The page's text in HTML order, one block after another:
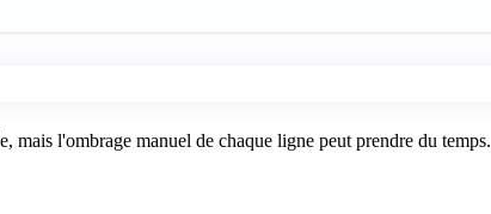
l'ombrage manuel de chaque ligne peut prendre du temps.